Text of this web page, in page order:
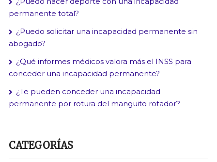
permanente total?
¿Puedo solicitar una incapacidad permanente sin
abogado?
¿Qué informes médicos valora más el INSS para
conceder una incapacidad permanente?
¿Te pueden conceder una incapacidad
permanente por rotura del manguito rotador?
CATEGORÍAS